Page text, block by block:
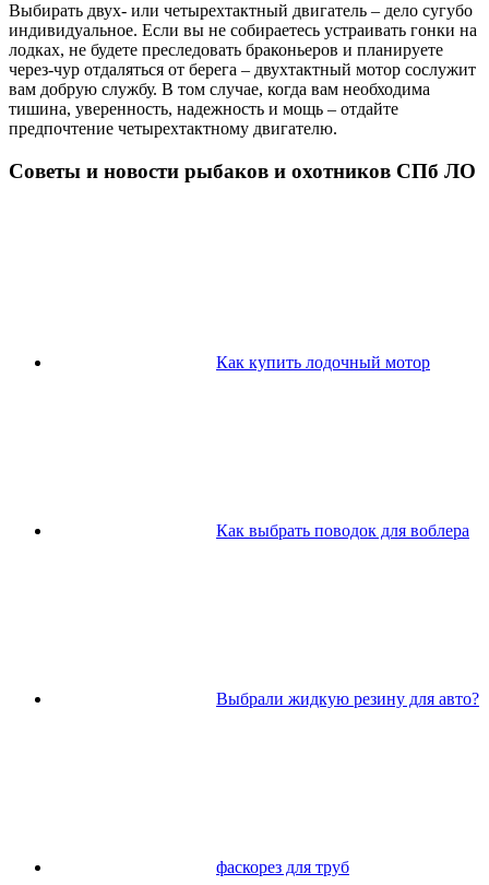
Выбирать двух- или четырехтактный двигатель – дело сугубо
индивидуальное. Если вы не собираетесь устраивать гонки на
лодках, не будете преследовать браконьеров и планируете
через-чур отдаляться от берега – двухтактный мотор сослужит
вам добрую службу. В том случае, когда вам необходима
тишина, уверенность, надежность и мощь – отдайте
предпочтение четырехтактному двигателю.
Советы и новости рыбаков и охотников СПб ЛО
Как купить лодочный мотор
Как выбрать поводок для воблера
Выбрали жидкую резину для авто?
фаскорез для труб